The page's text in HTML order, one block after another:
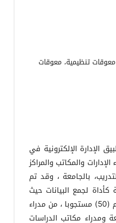
معوقات تنظيمية، معوقات
الإلكترونية في
والمكاتب والمراكز
بالجامعة ، وقد تم
كأداة لجمع البيانات حيث
تم توزيعها على جميع أفراد المجتمع والبالغ عددهم (50) مستجوبا ، من مدراء
ومدراء مكاتب الدراسات